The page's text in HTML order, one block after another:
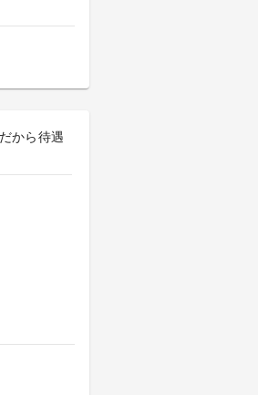
から待遇